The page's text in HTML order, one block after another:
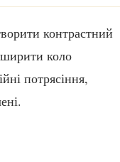
контрастний
коло
потрясіння,